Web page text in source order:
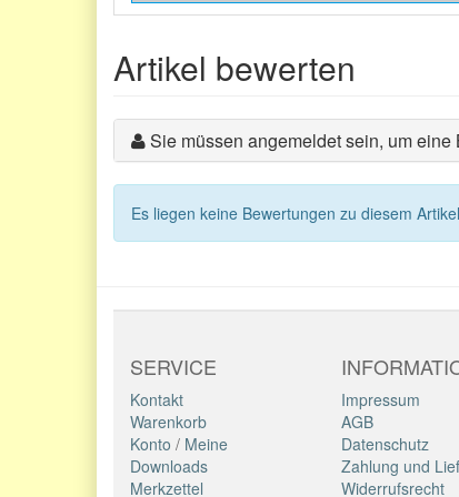
Artikel bewerten
Sie müssen angemeldet sein, um
Es liegen keine Bewertungen zu diesem
SERVICE
Kontakt
Warenkorb
Konto / Meine
Downloads
Merkzettel
Impressum
AGB
Datenschutz
Zahlung und
Widerrufsrecht